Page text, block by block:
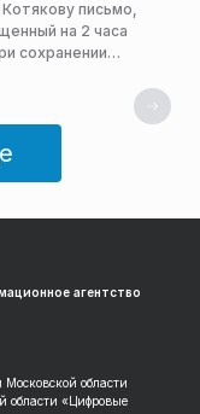
письмо,
на 2 часа
сохранении
агентство
области
области «Цифровые